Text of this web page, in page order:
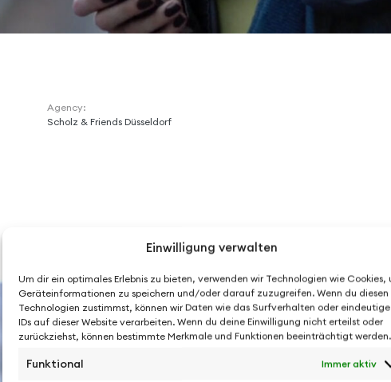
Einwilligung verwalten
Um dir ein optimales Erlebnis zu bieten, verwenden wir Technologien wie Cookies,
Geräteinformationen zu speichern und/oder darauf zuzugreifen. Wenn du diesen
Technologien zustimmst, können wir Daten wie das Surfverhalten oder eindeutige
IDs auf dieser Website verarbeiten. Wenn du deine Einwilligung nicht erteilst oder
zurückziehst, können bestimmte Merkmale und Funktionen beeinträchtigt werden.
Funktional Immer aktiv
Agency:
Scholz & Friends Düsseldorf